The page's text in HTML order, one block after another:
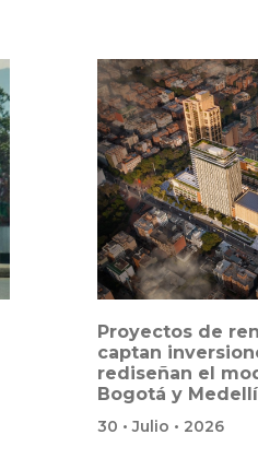
Proyectos de renovación urbana
captan
rediseñan el
Bogotá y
30 • Julio • 2026